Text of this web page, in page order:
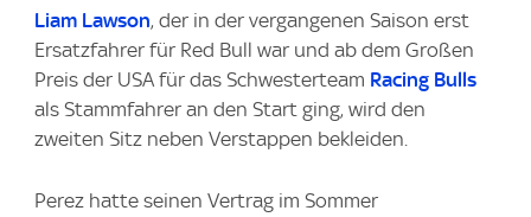
Liam Lawson, der in der vergangenen Saison erst
Ersatzfahrer für Red Bull war und ab dem Großen
Preis der USA für das Schwesterteam Racing Bulls
als Stammfahrer an den Start ging, wird den
zweiten Sitz neben Verstappen bekleiden.
Perez hatte seinen Vertrag im Sommer